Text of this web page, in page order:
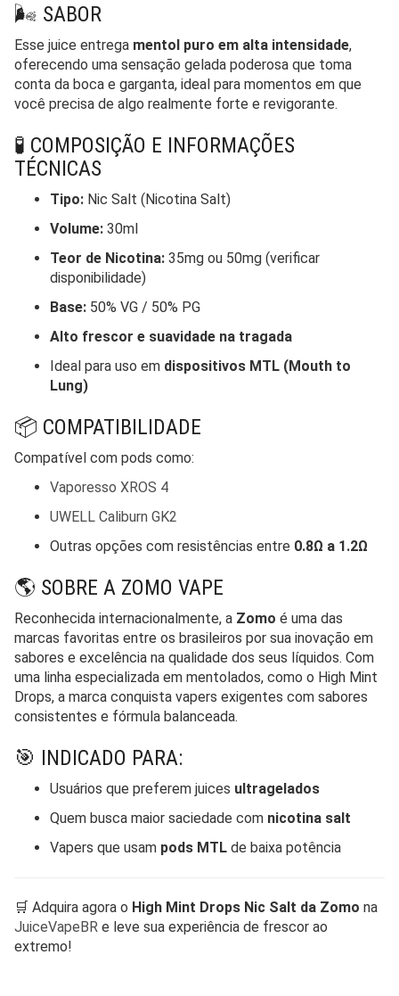
🌬️ SABOR
Esse juice entrega mentol puro em alta intensidade,
oferecendo uma sensação gelada poderosa que toma
conta da boca e garganta, ideal para momentos em que
você precisa de algo realmente forte e revigorante.
🧪 COMPOSIÇÃO E INFORMAÇÕES
TÉCNICAS
Tipo: Nic Salt (Nicotina Salt)
Volume: 30ml
Teor de Nicotina: 35mg ou 50mg (verificar
disponibilidade)
Base: 50% VG / 50% PG
Alto frescor e suavidade na tragada
Ideal para uso em dispositivos MTL (Mouth to
Lung)
📦 COMPATIBILIDADE
Compatível com pods como:
Vaporesso XROS 4
UWELL Caliburn GK2
Outras opções com resistências entre 0.8Ω a 1.2Ω
🌎 SOBRE A ZOMO VAPE
Reconhecida internacionalmente, a Zomo é uma das
marcas favoritas entre os brasileiros por sua inovação em
sabores e excelência na qualidade dos seus líquidos. Com
uma linha especializada em mentolados, como o High Mint
Drops, a marca conquista vapers exigentes com sabores
consistentes e fórmula balanceada.
🎯 INDICADO PARA:
Usuários que preferem juices ultragelados
Quem busca maior saciedade com nicotina salt
Vapers que usam pods MTL de baixa potência
🛒 Adquira agora o High Mint Drops Nic Salt da Zomo na
JuiceVapeBR e leve sua experiência de frescor ao
extremo!